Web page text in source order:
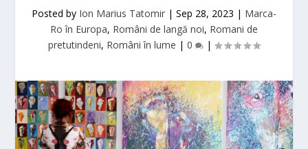
Posted by Ion Marius Tatomir | Sep 28, 2023 | Marca-
Ro în Europa, Români de langă noi, Romani de
pretutindeni, Români în lume | 0 |